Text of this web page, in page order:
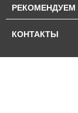
РЕКОМЕНДУЕМ
КОНТАКТЫ